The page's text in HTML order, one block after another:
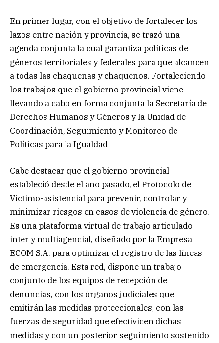
En primer lugar, con el objetivo de fortalecer los
lazos entre nación y provincia, se trazó una
agenda conjunta la cual garantiza políticas de
géneros territoriales y federales para que alcancen
a todas las chaqueñas y chaqueños. Fortaleciendo
los trabajos que el gobierno provincial viene
llevando a cabo en forma conjunta la Secretaría de
Derechos Humanos y Géneros y la Unidad de
Coordinación, Seguimiento y Monitoreo de
Políticas para la Igualdad
Cabe destacar que el gobierno provincial
estableció desde el año pasado, el Protocolo de
Victimo-asistencial para prevenir, controlar y
minimizar riesgos en casos de violencia de género.
Es una plataforma virtual de trabajo articulado
inter y multiagencial, diseñado por la Empresa
ECOM S.A. para optimizar el registro de las líneas
de emergencia. Esta red, dispone un trabajo
conjunto de los equipos de recepción de
denuncias, con los órganos judiciales que
emitirán las medidas proteccionales, con las
fuerzas de seguridad que efectivicen dichas
medidas y con un posterior seguimiento sostenido